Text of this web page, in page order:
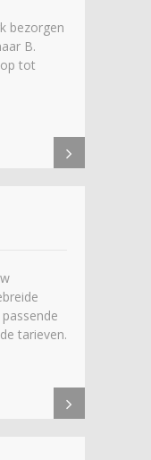
bezorgen
B.
tot
tarieven.